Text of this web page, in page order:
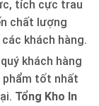
tích cực trau
chất lượng
khách hàng.
khách hàng
phẩm tốt nhất
Tổng Kho In